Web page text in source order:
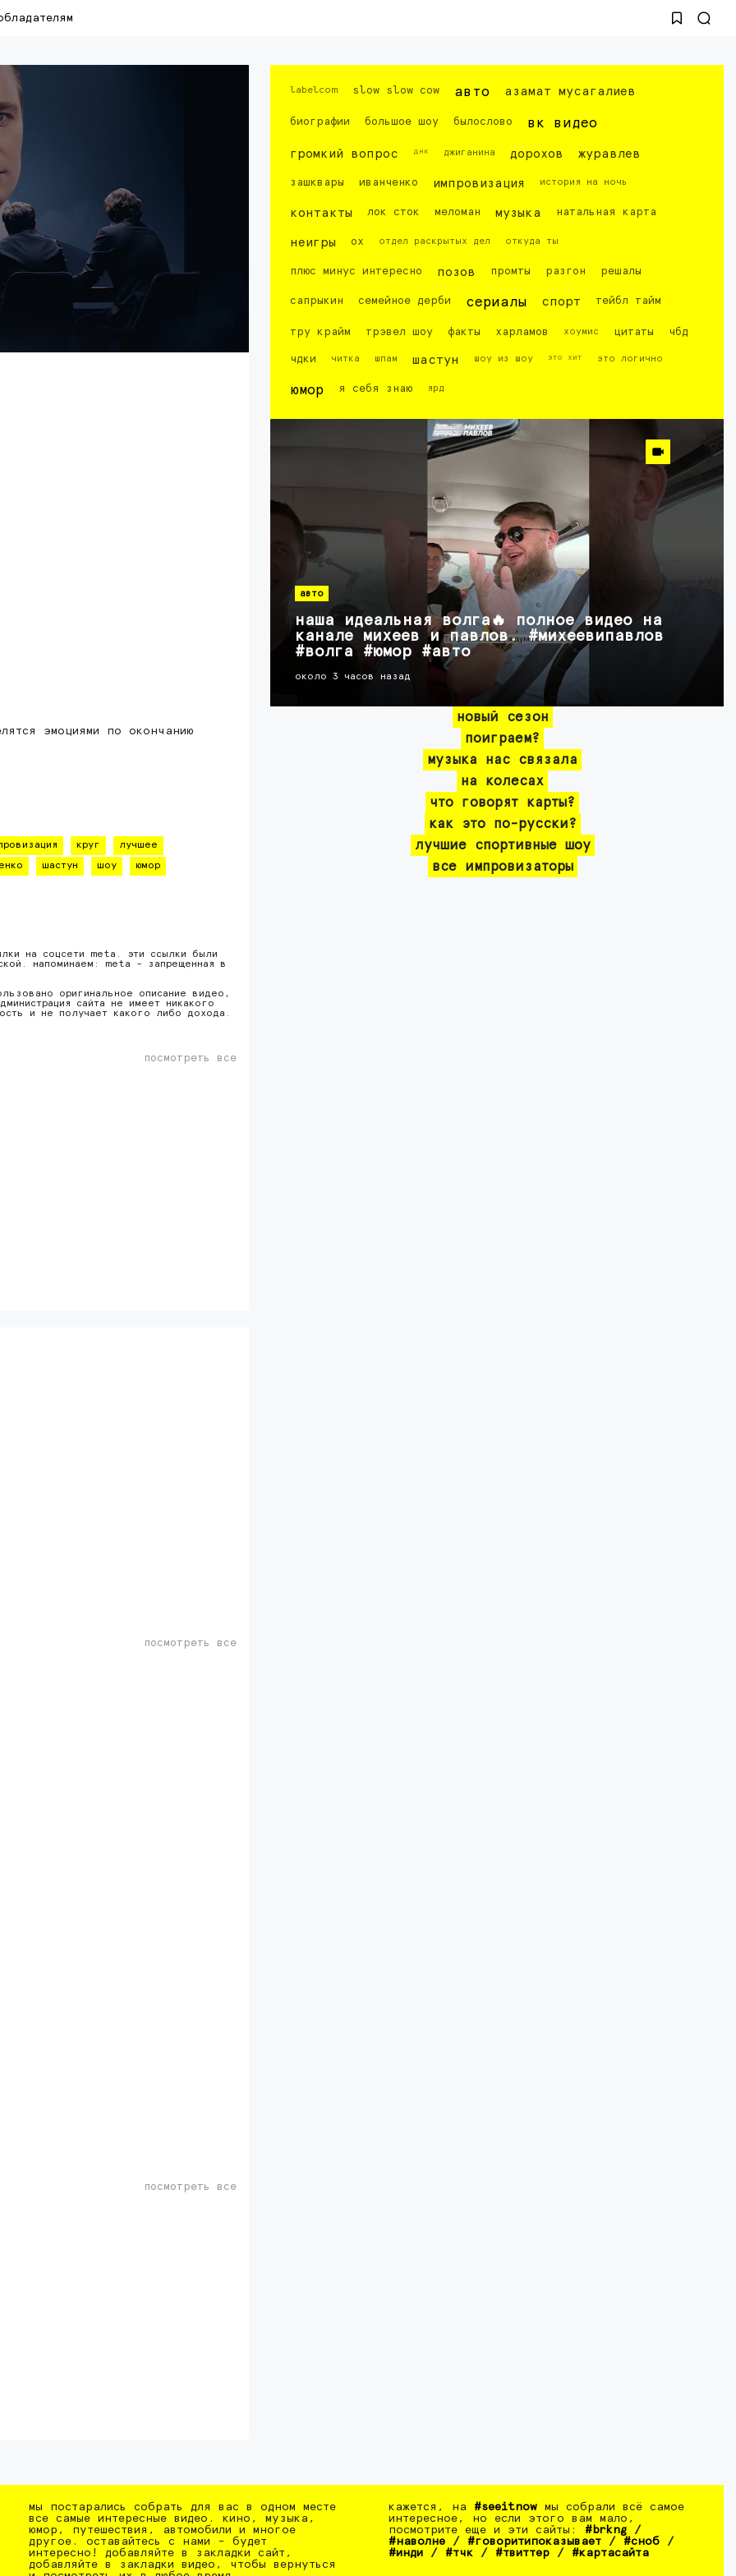
эмоциями по окончанию
круг лучшее
шастун шоу юмор
на соцсети meta. эти ссылки были
напоминаем: meta - запрещенная в
оригинальное описание видео,
сайта не имеет никакого
и не получает какого либо дохода.
посмотреть все
посмотреть все
посмотреть все
labelcom slow slow cow авто азамат мусагалиев
биографии большое шоу былослово вк видео
громкий вопрос днк джиганина дорохов журавлев
зашквары иванченко импровизация история на ночь
контакты лок сток меломан музыка натальная карта
неигры ох отдел раскрытых дел откуда ты
плюс минус интересно позов промты разгон решалы
сапрыкин семейное дерби сериалы спорт тейбл тайм
тру крайм трэвел шоу факты харламов хоумис цитаты чбд
чдки читка шпам шастун шоу из шоу это хит это логично
юмор я себя знаю ярд
авто
наша идеальная волга🔥 полное видео на
канале михеев и павлов. #михеевипавлов
#волга #юмор #авто
около 3 часов назад
новый сезон
поиграем?
музыка нас связала
на колесах
что говорят карты?
как это по-русски?
лучшие спортивные шоу
все импровизаторы
мы постарались собрать для вас в одном месте
все самые интересные видео. кино, музыка,
юмор, путешествия, автомобили и многое
другое. оставайтесь с нами - будет
интересно! добавляйте в закладки сайт,
добавляйте в закладки видео, чтобы вернуться
кажется, на #seeitnow мы собрали всё самое
интересное, но если этого вам мало,
посмотрите еще и эти сайты: #brkng /
#наволне / #говоритипоказывает / #сноб /
#инди / #тчк / #твиттер / #картасайта